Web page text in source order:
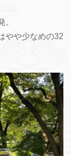
。
やや少なめの32